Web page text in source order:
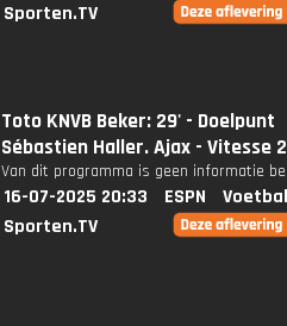
Sporten.TV
Toto KNVB Beker: 29' - Doelpunt
Sébastien Haller. Ajax - Vitesse
Van dit programma is geen informatie
16-07-2025 20:33 ESPN
Sporten.TV